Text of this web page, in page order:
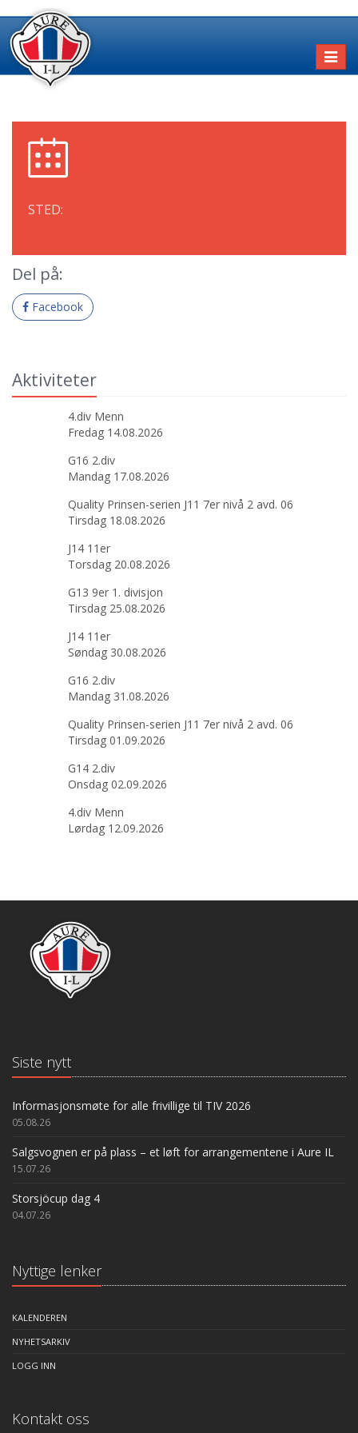
STED:
Del på:
Facebook
Aktiviteter
4.div Menn
Fredag 14.08.2026
G16 2.div
Mandag 17.08.2026
Quality Prinsen-serien J11 7er nivå 2 avd. 06
Tirsdag 18.08.2026
J14 11er
Torsdag 20.08.2026
G13 9er 1. divisjon
Tirsdag 25.08.2026
J14 11er
Søndag 30.08.2026
G16 2.div
Mandag 31.08.2026
Quality Prinsen-serien J11 7er nivå 2 avd. 06
Tirsdag 01.09.2026
G14 2.div
Onsdag 02.09.2026
4.div Menn
Lørdag 12.09.2026
Siste nytt
Informasjonsmøte for alle frivillige til TIV 2026
05.08.26
Salgsvognen er på plass – et løft for arrangementene i Aure IL
15.07.26
Storsjöcup dag 4
04.07.26
Nyttige lenker
KALENDEREN
NYHETSARKIV
LOGG INN
Kontakt oss